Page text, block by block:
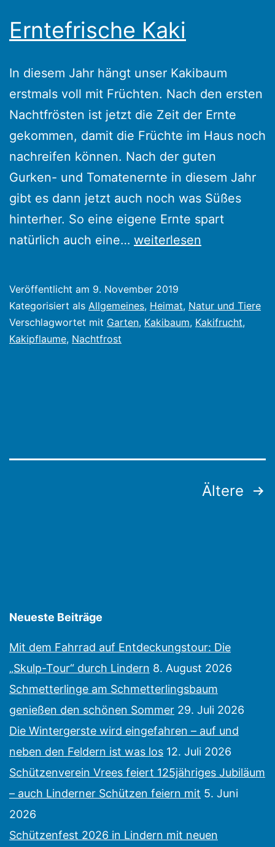
Erntefrische Kaki
In diesem Jahr hängt unser Kakibaum
erstmals voll mit Früchten. Nach den ersten
Nachtfrösten ist jetzt die Zeit der Ernte
gekommen, damit die Früchte im Haus noch
nachreifen können. Nach der guten
Gurken- und Tomatenernte in diesem Jahr
gibt es dann jetzt auch noch was Süßes
hinterher. So eine eigene Ernte spart
natürlich auch eine… Erntefrische
weiterlesen
Veröffentlicht am 9. November 2019
Kategorisiert als Allgemeines, Heimat, Natur und Tiere
Verschlagwortet mit Garten, Kakibaum, Kakifrucht,
Kakipflaume, Nachtfrost
Seitennummerierung
Ältere
Neueste Beiträge
Mit dem Fahrrad auf Entdeckungstour: Die
„Skulp-Tour“ durch Lindern 8. August 2026
Schmetterlinge am Schmetterlingsbaum
genießen den schönen Sommer 29. Juli 2026
Die Wintergerste wird eingefahren – auf und
neben den Feldern ist was los 12. Juli 2026
Schützenverein Vrees feiert 125jähriges Jubiläum
– auch Linderner Schützen feiern mit 5. Juni
2026
Schützenfest 2026 in Lindern mit neuen